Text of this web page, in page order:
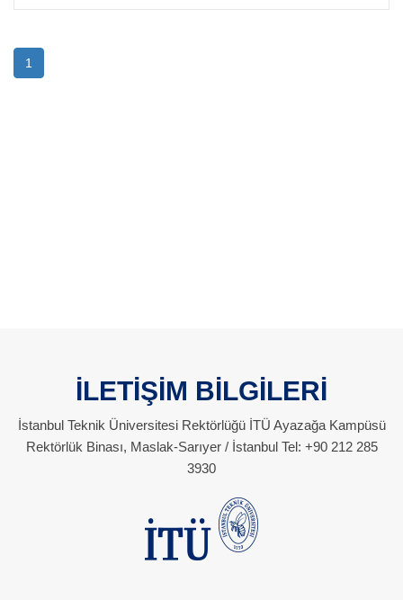
1
İLETİŞİM BİLGİLERİ
İstanbul Teknik Üniversitesi Rektörlüğü İTÜ Ayazağa Kampüsü
Rektörlük Binası, Maslak-Sarıyer / İstanbul Tel: +90 212 285
3930